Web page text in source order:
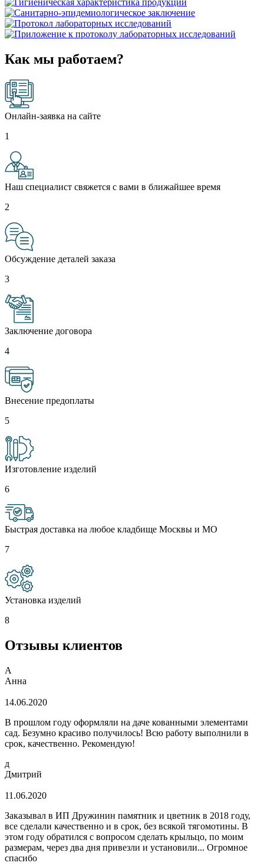
Как мы работаем?
Онлайн-заявка на сайте
1
Наш специалист свяжется с вами в ближайшее время
2
Обсуждение деталей заказа
3
Заключение договора
4
Внесение предоплаты
5
Изготовление изделий
6
Быстрая доставка на любое кладбище Москвы и МО
7
Установка изделий
8
Отзывы клиентов
А
Анна
14.06.2020
В прошлом году оформляли на даче кованными элементами
сад. Безумно красиво получилось! Всю работу выполнили в
срок, качественно. Рекомендую!
д
Дмитрий
11.06.2020
Заказывал в ИП Дружинин памятник и цветник в 2018 году,
все сделали качественно и в срок, без всякой тягомотины. В
этом году обратился с вопросом сделать крыльцо, по моим
размерам, через два дня привезли и установили... Огромное
спасибо